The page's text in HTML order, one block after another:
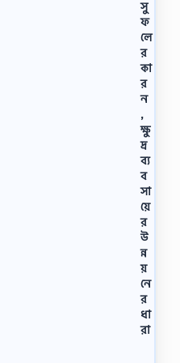
সু
ফ
লে
র
কা
র
ন
,
ক্ষু
দ্র
ব্য
ব
সা
য়ে
র
উ
ন্ন
য়
নে
র
ধা
রা